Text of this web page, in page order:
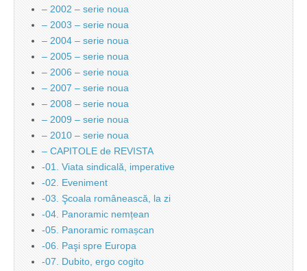
– 2002 – serie noua
– 2003 – serie noua
– 2004 – serie noua
– 2005 – serie noua
– 2006 – serie noua
– 2007 – serie noua
– 2008 – serie noua
– 2009 – serie noua
– 2010 – serie noua
– CAPITOLE de REVISTA
-01. Viata sindicală, imperative
-02. Eveniment
-03. Şcoala românească, la zi
-04. Panoramic nemțean
-05. Panoramic romașcan
-06. Paşi spre Europa
-07. Dubito, ergo cogito